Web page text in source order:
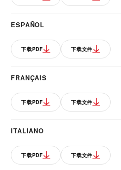
ESPAÑOL
下载PDF 下载文件
FRANÇAIS
下载PDF 下载文件
ITALIANO
下载PDF 下载文件